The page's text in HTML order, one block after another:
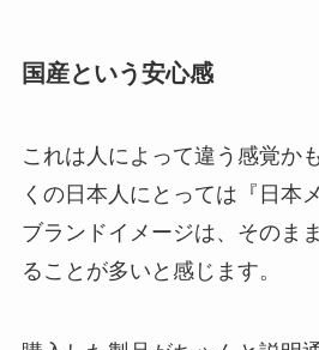
国産という安心感
これは人によって違う感覚か
くの日本人にとっては『日本
ブランドイメージは、そのま
ることが多いと感じます。